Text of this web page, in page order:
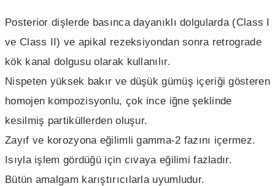
Posterior dişlerde basınca dayanıklı dolgularda (Class I
ve Class II) ve apikal rezeksiyondan sonra retrograde
kök kanal dolgusu olarak kullanılır.
Nispeten yüksek bakır ve düşük gümüş içeriği gösteren
homojen kompozisyonlu, çok ince iğne şeklinde
kesilmiş partiküllerden oluşur.
Zayıf ve korozyona eğilimli gamma-2 fazını içermez.
Isıyla işlem gördüğü için cıvaya eğilimi fazladır.
Bütün amalgam karıştırıcılarla uyumludur.